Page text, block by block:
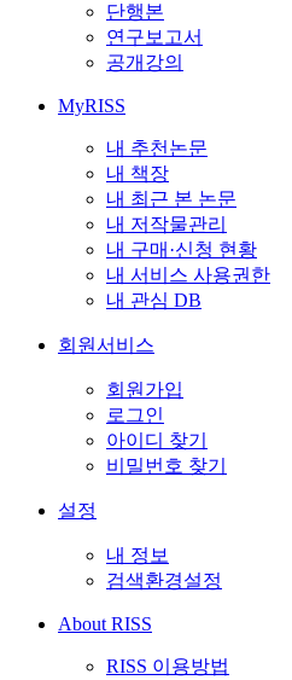
단행본
연구보고서
공개강의
MyRISS
내 추천논문
내 책장
내 최근 본 논문
내 저작물관리
내 구매·신청 현황
내 서비스 사용권한
내 관심 DB
회원서비스
회원가입
로그인
아이디 찾기
비밀번호 찾기
설정
내 정보
검색환경설정
About RISS
RISS 이용방법